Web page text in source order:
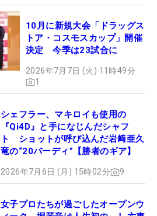
10月に新規大会「ドラッグス
トア・コスモスカップ」開催
決定 今季は23試合に
2026年7月7日 (火) 11時49分
1
シェフラー、マキロイも使用の
『Qi4D』と手になじんだシャフ
ト ショットが呼び込んだ岩﨑亜久
竜の“20バーディ”【勝者のギア】
2026年7月6日 (月) 15時02分 9
女子プロたちが過ごしたオープンウ